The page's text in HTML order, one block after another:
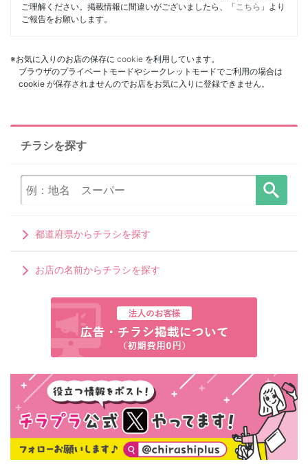
ご理解ください。掲載情報に間違いがございましたら、「 こちら 」より
ご報告をお願いします。
※お気に入りのお店の保存に cookie を利用しています。
ブラウザのプライベートモードやシークレットモードでご利用の場合は
cookie が保存されませんのでお店をお気に入りに登録できません。
チラシを探す
都道府県からチラシを探す
お店の名前からチラシを探す